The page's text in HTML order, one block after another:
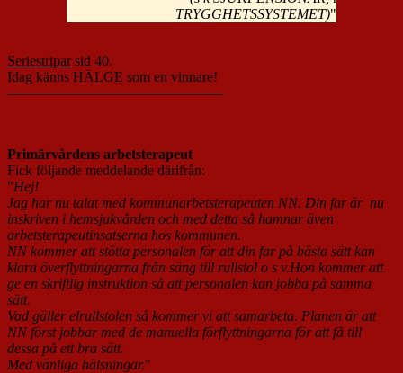
TRYGGHETSSYSTEMET)"
Seriestriparsid 40.
Idag känns HÄLGE som en vinnare!
———————————————
Primärvårdens arbetsterapeut
Fick följande meddelande därifrån:
"Hej!
Jag har nu talat med kommunarbetsterapeuten NN. Din far är nu
inskriven i hemsjukvården och med detta så hamnar även
arbetsterapeutinsatserna hos kommunen.
NN kommer att stötta personalen för att din far på bästa sätt kan
klara överflyttningarna från säng till rullstol o s v.Hon kommer att
ge en skriftlig instruktion så att personalen kan jobba på samma
sätt.
Vad gäller elrullstolen så kommer vi att samarbeta. Planen är att
NN först jobbar med de manuella förflyttningarna för att få till
dessa på ett bra sätt.
Med vänliga hälsningar."